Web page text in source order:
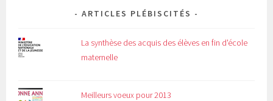
ARTICLES PLÉBISCITÉS
La synthèse des acquis des élèves en fin d'école
maternelle
Meilleurs voeux pour 2013